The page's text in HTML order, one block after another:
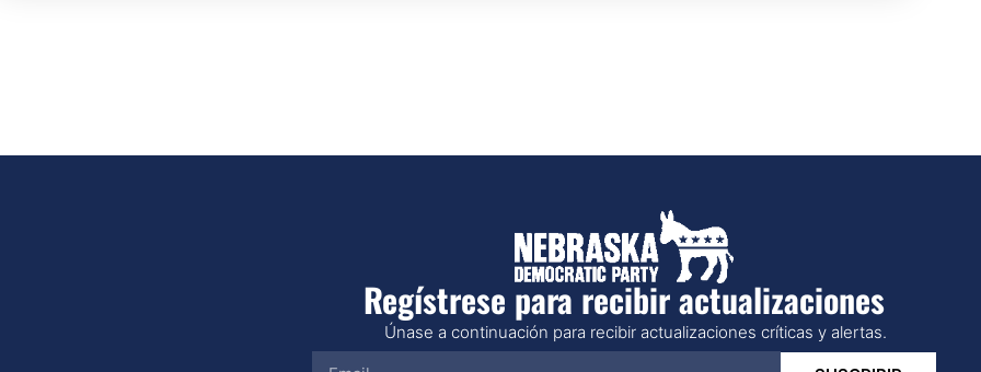
Regístrese para recibir actualizaciones
Únase a continuación para recibir actualizaciones críticas y alertas.